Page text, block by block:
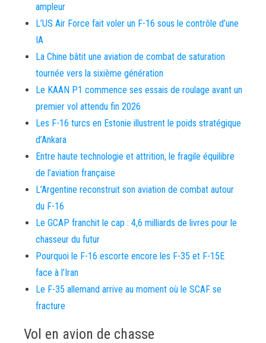
ampleur
L’US Air Force fait voler un F-16 sous le contrôle d’une
IA
La Chine bâtit une aviation de combat de saturation
tournée vers la sixième génération
Le KAAN P1 commence ses essais de roulage avant un
premier vol attendu fin 2026
Les F-16 turcs en Estonie illustrent le poids stratégique
d’Ankara
Entre haute technologie et attrition, le fragile équilibre
de l’aviation française
L’Argentine reconstruit son aviation de combat autour
du F-16
Le GCAP franchit le cap : 4,6 milliards de livres pour le
chasseur du futur
Pourquoi le F-16 escorte encore les F-35 et F-15E
face à l’Iran
Le F-35 allemand arrive au moment où le SCAF se
fracture
Vol en avion de chasse